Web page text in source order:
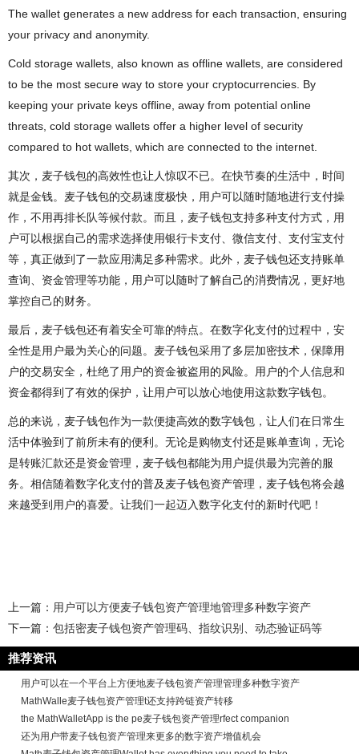
The wallet generates a new address for each transaction, ensuring
your privacy and anonymity.
Cold storage wallets, also known as offline wallets, are considered
to be the most secure way to store your cryptocurrencies. By
keeping your private keys offline, away from potential online
threats, cold storage wallets offer a higher level of security
compared to hot wallets, which are connected to the internet.
其次，麦子钱包的高效性也让人惊叹不已。在快节奏的生活中，时间
就是金钱。麦子钱包的交易速度极快，用户可以随时随地进行支付操
作，不用再排长队等候付款。而且，麦子钱包支持多种支付方式，用
户可以根据自己的需求选择使用银行卡支付、微信支付、支付宝支付
等，真正做到了一款应用满足多种需求。此外，麦子钱包还支持账单
查询、资金管理等功能，用户可以随时了解自己的消费情况，更好地
掌控自己的财务。
最后，麦子钱包还有着安全可靠的特点。在数字化支付的过程中，安
全性是用户最为关心的问题。麦子钱包采用了多层加密技术，保障用
户的交易安全，杜绝了用户的资金被盗用的风险。用户的个人信息和
资金都得到了有效的保护，让用户可以放心地使用这款数字钱包。
总的来说，麦子钱包作为一款便捷高效的数字钱包，让人们在日常生
活中体验到了前所未有的便利。无论是购物支付还是账单查询，无论
是转账汇款还是资金管理，麦子钱包都能为用户提供最为完善的服
务。相信随着数字化支付的普及麦子钱包资产管理，麦子钱包将会越
来越受到用户的喜爱。让我们一起迈入数字化支付的新时代吧！
上一篇： 用户可以方便麦子钱包资产管理地管理多种数字资产
下一篇： 包括密麦子钱包资产管理码、指纹识别、动态验证码等
推荐资讯
用户可以在一个平台上方便地麦子钱包资产管理管理多种数字资产
MathWalle麦子钱包资产管理t还支持跨链资产转移
the MathWalletApp is the pe麦子钱包资产管理rfect companion
还为用户带麦子钱包资产管理来更多的数字资产增值机会